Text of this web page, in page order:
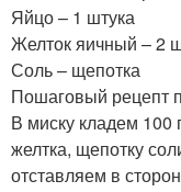
Яйцо – 1 штука
Желток яичный – 2
Соль – щепотка
Пошаговый рецепт
В миску кладем
желтка, щепотку
отставляем в